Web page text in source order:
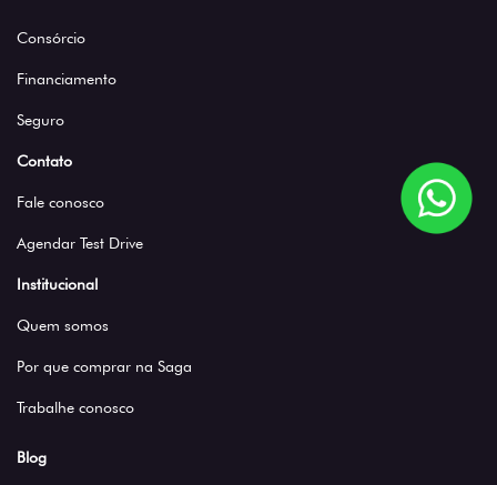
Consórcio
Financiamento
Seguro
Contato
Fale conosco
Agendar Test Drive
Institucional
Quem somos
Por que comprar na Saga
Trabalhe conosco
Blog